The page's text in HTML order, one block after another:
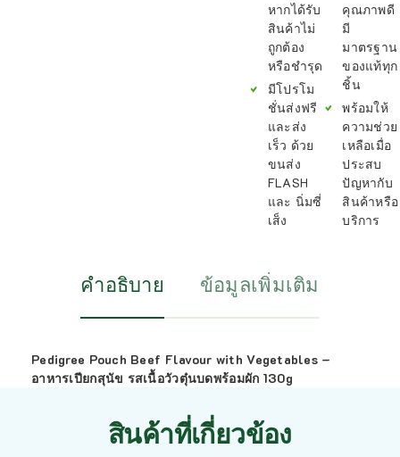
หากได้รับ
สินค้าไม่
ถูกต้อง
หรือชำรุด
มีโปรโม
ชั่นส่งฟรี
และส่ง
เร็ว ด้วย
ขนส่ง
FLASH
และ นิ่มซี่
เส็ง
คุณภาพดี
มี
มาตรฐาน
ของแท้ทุก
ชิ้น
พร้อมให้
ความช่วย
เหลือเมื่อ
ประสบ
ปัญหากับ
สินค้าหรือ
บริการ
คำอธิบาย ข้อมูลเพิ่มเติม
Pedigree Pouch Beef Flavour with Vegetables –
อาหารเปียกสุนัข รสเนื้อวัวตุ๋นบดพร้อมผัก 130g
สินค้าที่เกี่ยวข้อง